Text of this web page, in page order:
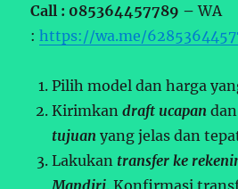
Call : 085364457789 –WA
:https://wa.me/
Pilih model dan harga
Kirimkandraft ucapan
tujuan yang jelas dan
Lakukan transfer ke
Mandiri. Konfirmasi